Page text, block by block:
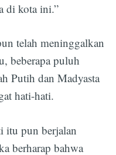
di kota ini.”
telah meninggalkan
beberapa puluh
Putih dan Madyasta
hati-hati.
itu pun berjalan
berharap bahwa